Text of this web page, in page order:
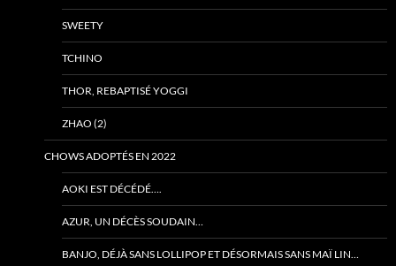
SWEETY
TCHINO
THOR, REBAPTISÉ YOGGI
ZHAO (2)
CHOWS ADOPTÉS EN 2022
AOKI EST DÉCÉDÉ….
AZUR, UN DÉCÈS SOUDAIN…
BANJO, DÉJÀ SANS LOLLIPOP ET DÉSORMAIS SANS MAÏ LIN…